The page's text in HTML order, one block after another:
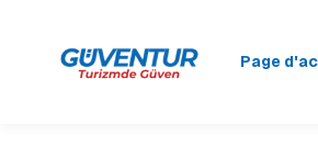
Page